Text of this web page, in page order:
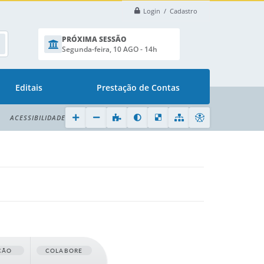
Login / Cadastro
PRÓXIMA SESSÃO
Segunda-feira, 10 AGO - 14h
Editais Prestação de Contas
ACESSIBILIDADE
COLABORE